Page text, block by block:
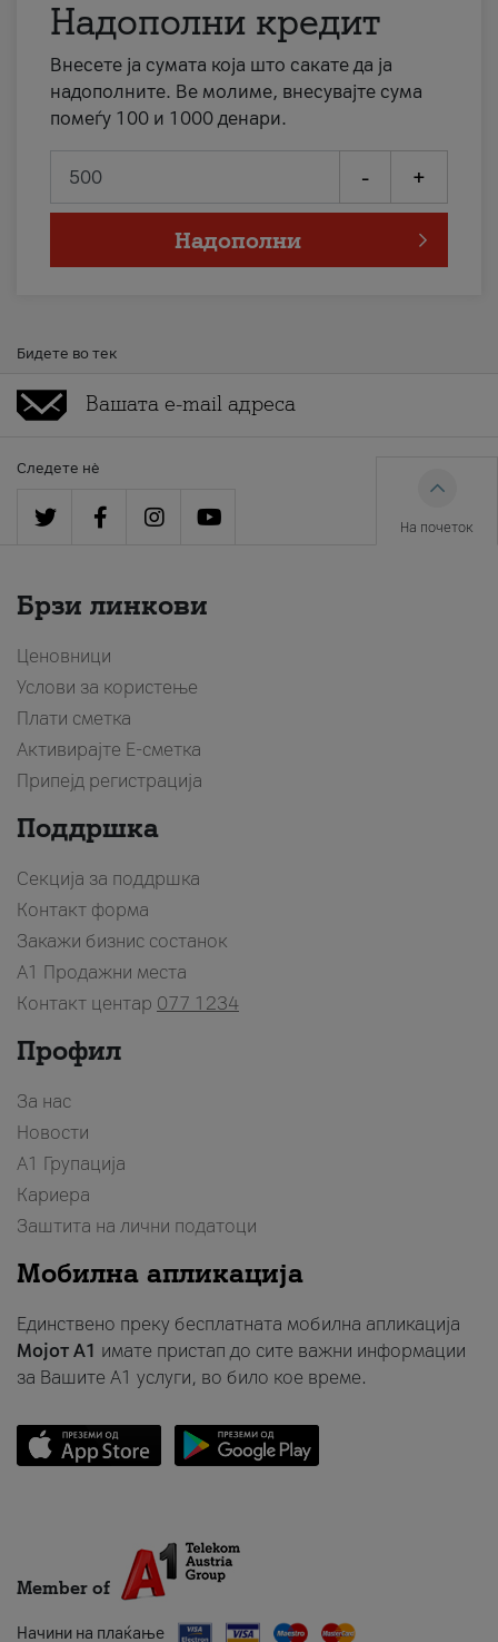
Надополни кредит
Внесете ја сумата која што сакате да ја
надополните. Ве молиме, внесувајте сума
помеѓу 100 и 1000 денари.
- +
Надополни
Бидете во тек
Следете нè
На почеток
Брзи линкови
Ценовници
Услови за користење
Плати сметка
Активирајте Е-сметка
Припејд регистрација
Поддршка
Секција за поддршка
Контакт форма
Закажи бизнис состанок
A1 Продажни места
Контакт центар 077 1234
Профил
За нас
Новости
А1 Групација
Кариера
Заштита на лични податоци
Мобилна апликација
Единствено преку бесплатната мобилна апликација
Мојот A1 имате пристап до сите важни информации
за Вашите A1 услуги, во било кое време.
Member of
Начини на плаќање